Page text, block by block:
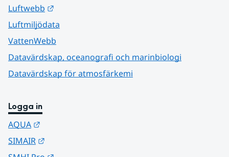
Luftwebb
Luftmiljödata
VattenWebb
Datavärdskap, oceanografi och marinbiologi
Datavärdskap för atmosfärkemi
Logga in
AQUA
SIMAIR